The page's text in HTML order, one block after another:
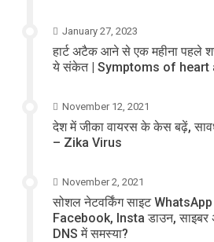
January 27, 2023
हार्ट अटैक आने से एक महीना पहले
ये संकेत | Symptoms of heart
November 12, 2021
देश में जीका वायरस के केस बढ़ें,
– Zika Virus
November 2, 2021
सोशल नेटवर्किंग साइट WhatsApp
Facebook, Insta डाउन, साइबर
DNS में समस्या?